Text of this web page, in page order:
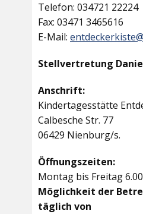
Telefon: 034721 22224
Fax: 03471 3465616
E-Mail:
Stellvertretung
Anschrift:
Kindertagesstätte
Calbesche Str. 77
06429 Nienburg/s.
Öffnungszeiten:
Montag bis Freitag
Möglichkeit der
täglich von